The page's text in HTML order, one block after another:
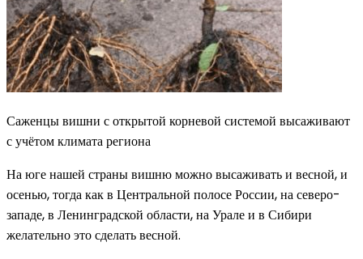
Саженцы вишни с открытой корневой системой высаживают
с учётом климата региона
На юге нашей страны вишню можно высаживать и весной, и
осенью, тогда как в Центральной полосе России, на северо-
западе, в Ленинградской области, на Урале и в Сибири
желательно это сделать весной.